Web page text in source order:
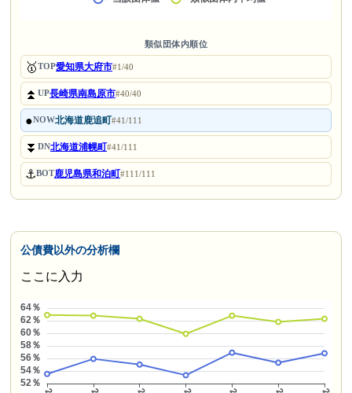
類似団体内順位
🥇TOP愛知県大府市#1/40
⏫UP長崎県南島原市#40/40
●NOW北海道鹿追町#41/111
⏬DN北海道浦幌町#41/111
⚓BOT鹿児島県和泊町#111/111
公債費以外の分析欄
ここに入力